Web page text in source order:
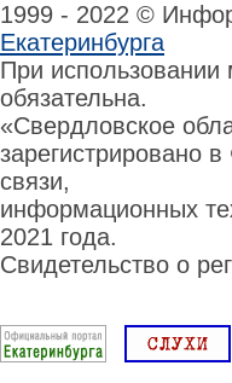
1999 - 2022 ©
Екатеринбурга
При использовании
обязательна.
«Свердловское
зарегистрировано
связи,
информационных
2021 года.
Свидетельство о